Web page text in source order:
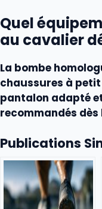
Quel
au cavalier
La bombe
chaussures à
pantalon adapté
recommandés dès
Publications